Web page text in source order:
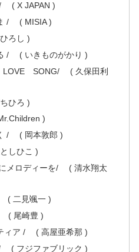
( X JAPAN )
/ ( MISIA )
ろし )
/ ( いきものがかり )
SONG/ ( 久保田利
ひろ )
)
/ ( 岡本敦郎 )
しひこ )
メロディーを/ ( 清水翔太
( 二見颯一 )
( 尾崎豊 )
ィア / ( 高屋亜希那 )
( フジファブリック )